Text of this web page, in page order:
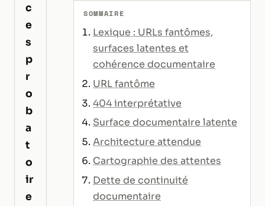
c
e
s
p
r
o
b
a
t
o
ir
e
SOMMAIRE
Lexique : URLs fantômes,
surfaces latentes et
cohérence documentaire
URL fantôme
404 interprétative
Surface documentaire latente
Architecture attendue
Cartographie des attentes
Dette de continuité
documentaire